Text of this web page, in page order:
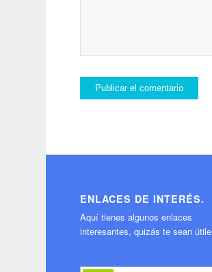
ENLACES DE INTERÉS.
Aquí tienes algunos enlaces
interesantes, quizás te sean